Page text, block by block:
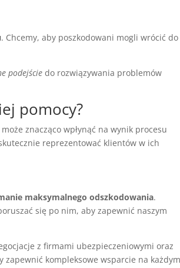
. Chcemy, aby poszkodowani mogli wrócić do
podejście do rozwiązywania problemów
pomocy?
znacząco wpłynąć na wynik procesu
reprezentować klientów w ich
maksymalnego odszkodowania.
się po nim, aby zapewnić naszym
z firmami ubezpieczeniowymi oraz
kompleksowe wsparcie na